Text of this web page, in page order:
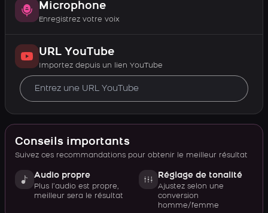
Microphone
Enregistrez votre voix
URL YouTube
Importez depuis un lien YouTube
Conseils importants
Suivez ces recommandations pour obtenir le meilleur résultat
Audio propre
Plus l’audio est propre,
meilleur sera le résultat
Réglage de tonalité
Ajustez selon une
conversion
homme/femme